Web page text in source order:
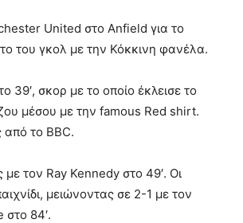
United στο Anfield για το
του γκολ με την Κόκκινη φανέλα.
39′, σκορ με το οποίο έκλεισε το
μέσου με την famous Red shirt.
από το BBC.
τον Ray Kennedy στο 49′. Οι
μειώνοντας σε 2-1 με τον
στο 84′.